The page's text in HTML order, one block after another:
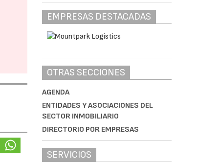
EMPRESAS DESTACADAS
OTRAS SECCIONES
AGENDA
ENTIDADES Y ASOCIACIONES DEL
SECTOR INMOBILIARIO
DIRECTORIO POR EMPRESAS
SERVICIOS